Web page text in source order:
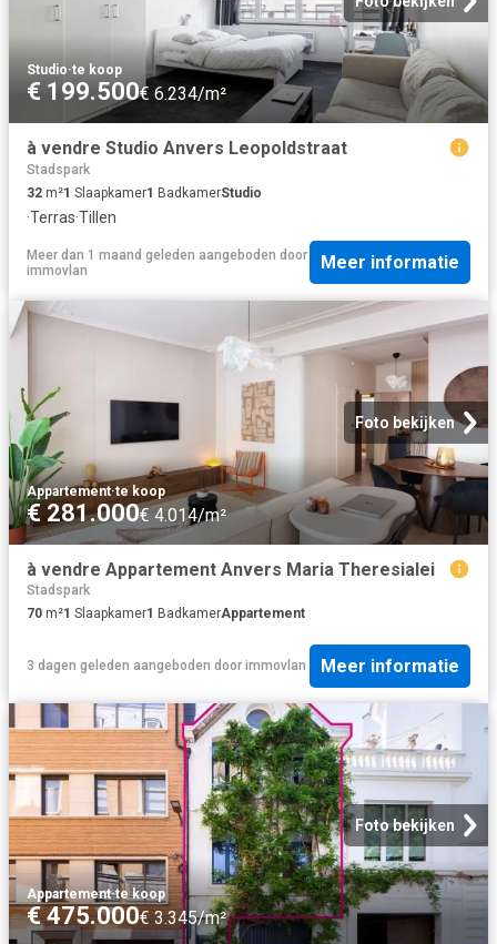
Studio·te koop
€ 199.500€ 6.234/m²
à vendre Studio Anvers Leopoldstraat
Stadspark
32 m²1 Slaapkamer1 BadkamerStudio
·Terras·Tillen
Meer dan 1 maand geleden aangeboden door
immovlan
Meer informatie
Foto bekijken
Appartement·te koop
€ 281.000€ 4.014/m²
à vendre Appartement Anvers Maria Theresialei
Stadspark
70 m²1 Slaapkamer1 BadkamerAppartement
3 dagen geleden aangeboden door immovlan Meer informatie
Foto bekijken
Appartement·te koop
€ 475.000€ 3.345/m²